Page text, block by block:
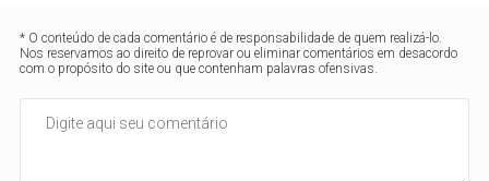
* O conteúdo de cada comentário é de responsabilidade de quem realizá-lo.
Nos reservamos ao direito de reprovar ou eliminar comentários em desacordo
com o propósito do site ou que contenham palavras ofensivas.